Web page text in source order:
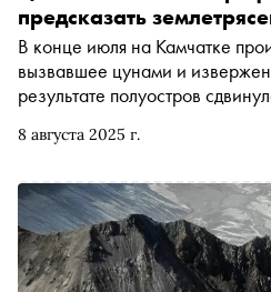
8 августа 2025 г.
предсказать
В конце июля на Камчатке произошло землетрясение,
вызвавшее цунами и
результате полуостров сдвинулся на два метра на юго-
Пятуниным о том, как
технологии не позволяют их